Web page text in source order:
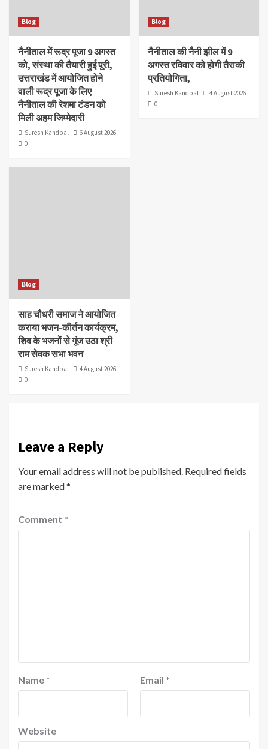
Blog
नैनीताल में रूद्र पूजा 9 अगस्त
को, संस्था की तैयारी हुई पूरी,
उत्तराखंड में आयोजित होने
वाली रूद्र पूजा के लिए
नैनीताल की रेशमा टंडन को
मिली अहम जिम्मेदारी
Suresh Kandpal
6 August 2026
0
Blog
नैनीताल की नैनी झील में 9
अगस्त रविवार को होगी तैराकी
प्रतियोगिता,
Suresh Kandpal
4 August 2026
0
Blog
साह चौधरी समाज ने आयोजित
कराया भजन-कीर्तन कार्यक्रम,
शिव के भजनों से गूंज उठा श्री
राम सेवक सभा भवन
Suresh Kandpal
4 August 2026
0
Leave a Reply
Your email address will not be published. Required fields
are marked*
Comment *
Name * Email *
Website